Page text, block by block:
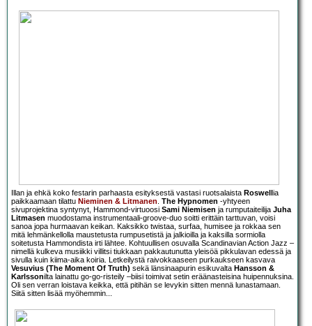
Illan ja ehkä koko festarin parhaasta esityksestä vastasi ruotsalaista Roswell ia
paikkaamaan tilattu Nieminen & Litmanen. The Hypnomen -yhtyeen
sivuprojektina syntynyt, Hammond-virtuoosi Sami Niemisen ja rumputaiteilija Juha
Litmasen muodostama instrumentaali-groove-duo soitti erittäin tarttuvan, voisi
sanoa jopa hurmaavan keikan. Kaksikko twistaa, surfaa, humisee ja rokkaa sen
mitä lehmänkellolla maustetusta rumpusetistä ja jalkioilla ja kaksilla sormiolla
soitetusta Hammondista irti lähtee. Kohtuullisen osuvalla Scandinavian Action Jazz –
nimellä kulkeva musiikki villitsi tiukkaan pakkautunutta yleisöä pikkulavan edessä ja
sivulla kuin kiima-aika koiria. Letkeilystä raivokkaaseen purkaukseen kasvava
Vesuvius (The Moment Of Truth) sekä länsinaapurin esikuvalta Hansson &
Karlssonilta lainattu go-go-risteily –biisi toimivat setin eräänasteisina huipennuksina.
Oli sen verran loistava keikka, että pitihän se levykin sitten mennä lunastamaan.
Siitä sitten lisää myöhemmin...